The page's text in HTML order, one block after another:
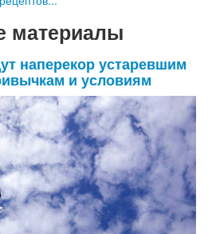
материалы
наперекор устаревшим
и условиям